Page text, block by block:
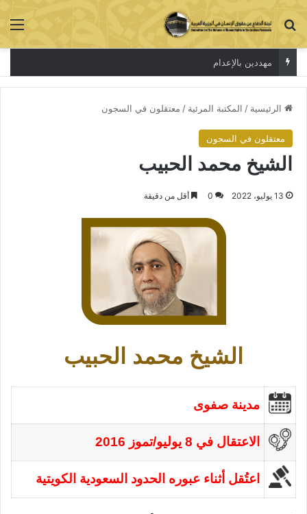
بحث عن
مهددين بالإعدام
الرئيسية / المكتبة المرئية / معتقلون في السجون
معتقلون في السجون
الشيخ محمد الحبيب
13 يوليو، 2022 0 أقل من دقيقة
الشيخ محمد الحبيب
مدينة صفوى
الاعتقال في 8 يوليو/تموز 2016
اعتُقل أثناء عبوره الحدود السعودية الكويتية